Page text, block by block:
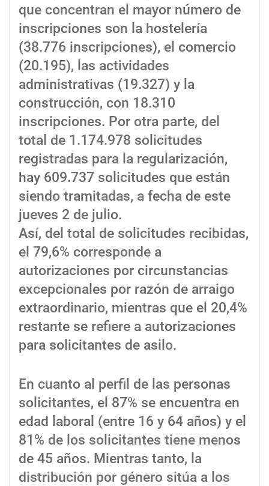
que concentran el mayor número de
inscripciones son la hostelería
(38.776 inscripciones), el comercio
(20.195), las actividades
administrativas (19.327) y la
construcción, con 18.310
inscripciones. Por otra parte, del
total de 1.174.978 solicitudes
registradas para la regularización,
hay 609.737 solicitudes que están
siendo tramitadas, a fecha de este
jueves 2 de julio.
Así, del total de solicitudes recibidas,
el 79,6% corresponde a
autorizaciones por circunstancias
excepcionales por razón de arraigo
extraordinario, mientras que el 20,4%
restante se refiere a autorizaciones
para solicitantes de asilo.
En cuanto al perfil de las personas
solicitantes, el 87% se encuentra en
edad laboral (entre 16 y 64 años) y el
81% de los solicitantes tiene menos
de 45 años. Mientras tanto, la
distribución por género sitúa a los